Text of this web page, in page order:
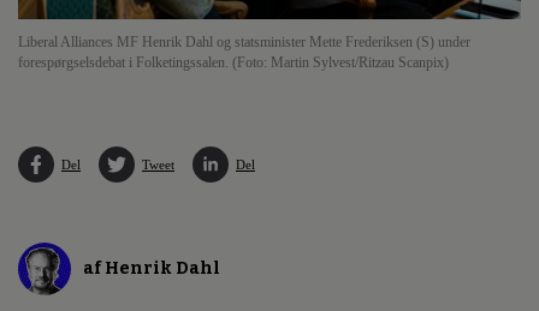
Liberal Alliances MF Henrik Dahl og statsminister Mette Frederiksen (S) under
forespørgselsdebat i Folketingssalen. (Foto: Martin Sylvest/Ritzau Scanpix)
Del Tweet Del
af Henrik Dahl